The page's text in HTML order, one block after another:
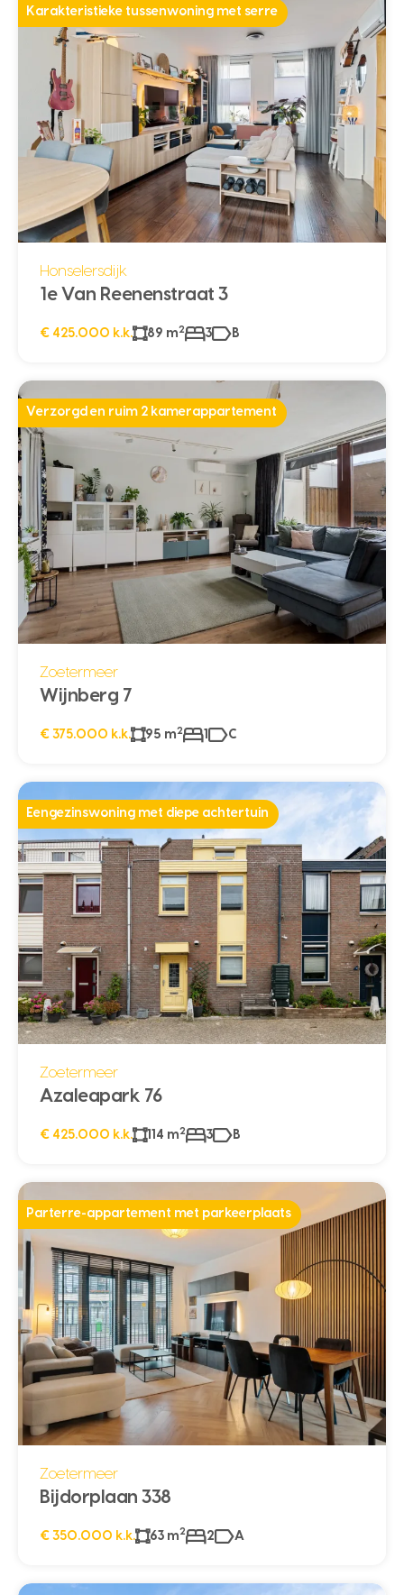
Karakteristieke tussenwoning met serre
Honselersdijk
1e Van Reenenstraat 3
€ 425.000 k.k. 89 m2 3 B
Verzorgd en ruim 2 kamerappartement
Zoetermeer
Wijnberg 7
€ 375.000 k.k. 95 m2 1 C
Eengezinswoning met diepe achtertuin
Zoetermeer
Azaleapark 76
€ 425.000 k.k. 114 m2 3 B
Parterre-appartement met parkeerplaats
Zoetermeer
Bijdorplaan 338
€ 350.000 k.k. 63 m2 2 A